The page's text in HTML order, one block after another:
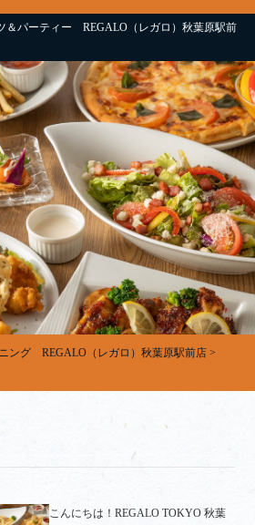
＆パーティー REGALO（レガロ）秋葉原駅前
ニング REGALO（レガロ）秋葉原駅前店 >
こんにちは！REGALO TOKYO 秋葉